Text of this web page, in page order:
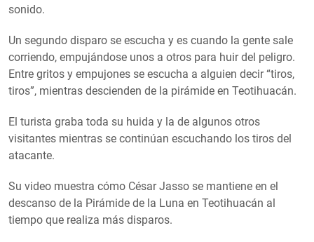
sonido.
Un segundo disparo se escucha y es cuando la gente sale
corriendo, empujándose unos a otros para huir del peligro.
Entre gritos y empujones se escucha a alguien decir “tiros,
tiros”, mientras descienden de la pirámide en Teotihuacán.
El turista graba toda su huida y la de algunos otros
visitantes mientras se continúan escuchando los tiros del
atacante.
Su video muestra cómo César Jasso se mantiene en el
descanso de la Pirámide de la Luna en Teotihuacán al
tiempo que realiza más disparos.